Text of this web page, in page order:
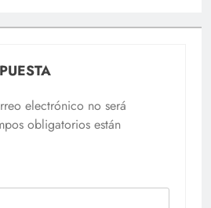
electrónico no será
obligatorios están